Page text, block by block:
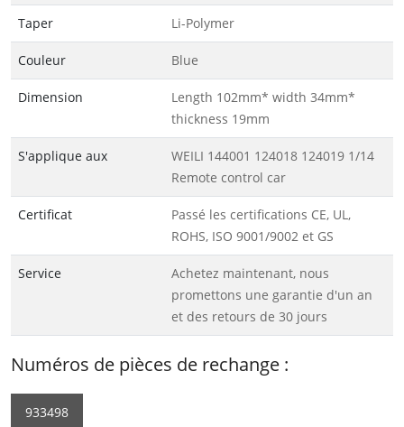
Taper Li-Polymer
Couleur Blue
Dimension
Length 102mm* width 34mm*
thickness 19mm
S'applique aux
WEILI 144001 124018 124019 1/14
Remote control car
Certificat
Passé les certifications CE, UL,
ROHS, ISO 9001/9002 et GS
Service
Achetez maintenant, nous
promettons une garantie d'un an
et des retours de 30 jours
Numéros de pièces de rechange :
933498